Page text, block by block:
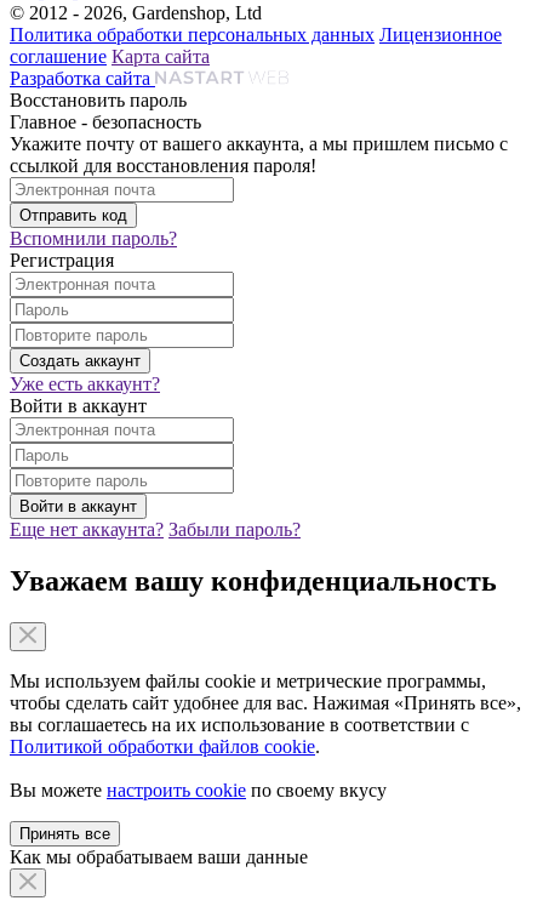
© 2012 - 2026, Gardenshop, Ltd
Политика обработки персональных данных Лицензионное
соглашение Карта сайта
Разработка сайта
Восстановить пароль
Главное - безопасность
Укажите почту от вашего аккаунта, а мы пришлем письмо с
ссылкой для восстановления пароля!
Вспомнили пароль?
Регистрация
Уже есть аккаунт?
Войти в аккаунт
Еще нет аккаунта? Забыли пароль?
Уважаем вашу конфиденциальность
Мы используем файлы cookie и метрические программы,
чтобы сделать сайт удобнее для вас. Нажимая «Принять все»,
вы соглашаетесь на их использование в соответствии с
Политикой обработки файлов cookie.
Вы можете настроить cookie по своему вкусу
Принять все
Как мы обрабатываем ваши данные